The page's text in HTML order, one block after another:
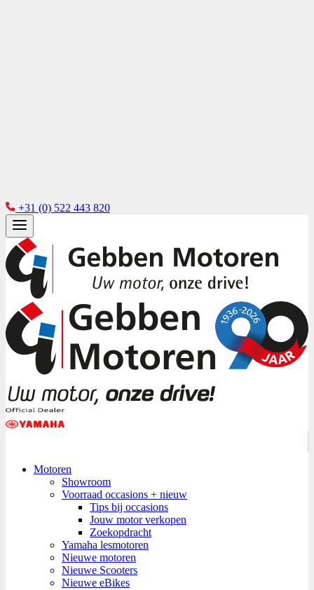
+31 (0) 522 443 820
Motoren
Showroom
Voorraad occasions + nieuw
Tips bij occasions
Jouw motor verkopen
Zoekopdracht
Yamaha lesmotoren
Nieuwe motoren
Nieuwe Scooters
Nieuwe eBikes